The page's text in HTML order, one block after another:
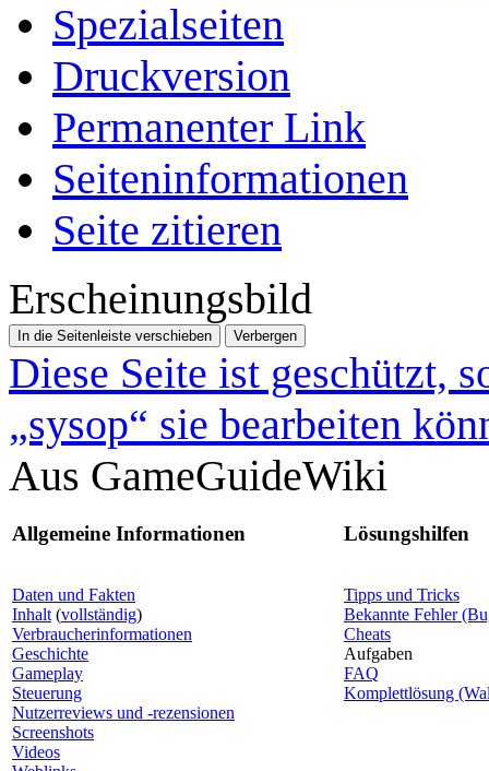
Spezialseiten
Druckversion
Permanenter Link
Seiten­­informationen
Seite zitieren
Erscheinungsbild
In die Seitenleiste verschieben Verbergen
Diese Seite ist geschützt,
„sysop“ sie bearbeiten
Aus GameGuideWiki
Allgemeine Informationen Lösungshilfen
Daten und Fakten
Inhalt (vollständig)
Verbraucherinformationen
Geschichte
Gameplay
Steuerung
Nutzerreviews und -rezensionen
Screenshots
Videos
Tipps und Tricks
Bekannte Fehler
Cheats
Aufgaben
FAQ
Komplettlösung